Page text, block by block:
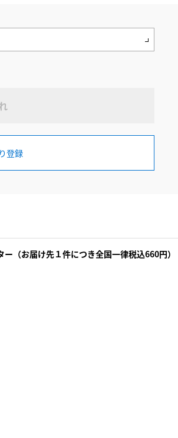
登録
ー（お届け先１件につき全国一律税込660円）